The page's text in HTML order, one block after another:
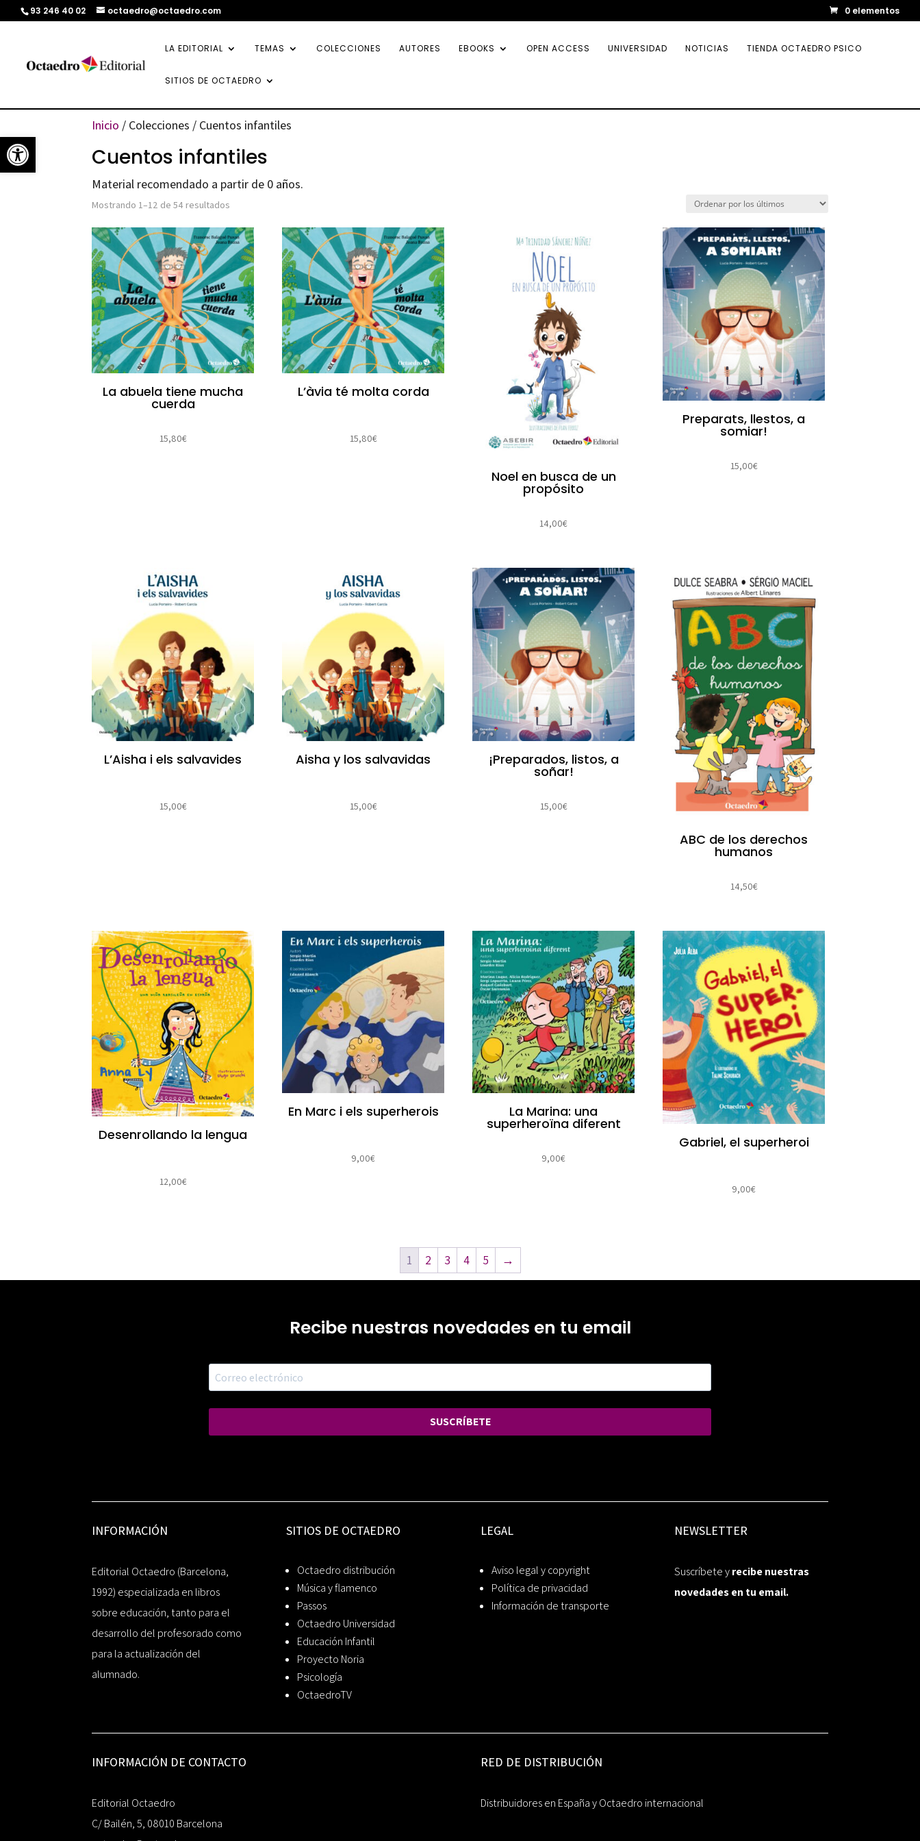
Abrir barra de herramientas
93 246 40 02 octaedro@octaedro.com 0 elementos
LA EDITORIAL TEMAS COLECCIONES AUTORES EBOOKS OPEN ACCESS UNIVERSIDAD NOTICIAS TIENDA OCTAEDRO PSICO
SITIOS DE OCTAEDRO
Inicio / Colecciones / Cuentos infantiles
Cuentos infantiles
Material recomendado a partir de 0 años.
Mostrando 1–12 de 54 resultados
por
los
últimos
La abuela tiene mucha
cuerda
15,80€
L’àvia té molta corda
15,80€
Noel en busca de un
propósito
14,00€
Preparats, llestos, a
somiar!
15,00€
L’Aisha i els salvavides
15,00€
Aisha y los salvavidas
15,00€
¡Preparados, listos, a
soñar!
15,00€
ABC de los derechos
humanos
14,50€
Desenrollando la lengua
12,00€
En Marc i els superherois
9,00€
La Marina: una
superheroïna diferent
9,00€
Gabriel, el superheroi
9,00€
1 2 3 4 5 →
Recibe nuestras novedades en tu email
SUSCRÍBETE
INFORMACIÓN
Editorial Octaedro (Barcelona,
1992) especializada en libros
sobre educación, tanto para el
desarrollo del profesorado como
para la actualización del
alumnado.
SITIOS DE OCTAEDRO
Octaedro distribución
Música y flamenco
Passos
Octaedro Universidad
Educación Infantil
Proyecto Noria
Psicología
OctaedroTV
LEGAL
Aviso legal y copyright
Política de privacidad
Información de transporte
NEWSLETTER
Suscríbete yrecibe nuestras
novedades en tu email.
INFORMACIÓN DE CONTACTO
Editorial Octaedro
C/ Bailén, 5, 08010 Barcelona
RED DE DISTRIBUCIÓN
Distribuidores en España y Octaedro internacional